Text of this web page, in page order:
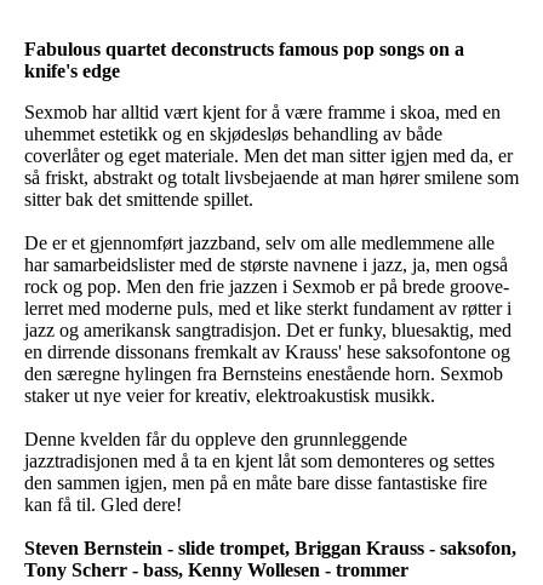
Fabulous quartet deconstructs famous pop songs on a
knife's edge
Sexmob har alltid vært kjent for å være framme i skoa, med en
uhemmet estetikk og en skjødesløs behandling av både
coverlåter og eget materiale. Men det man sitter igjen med da, er
så friskt, abstrakt og totalt livsbejaende at man hører smilene som
sitter bak det smittende spillet.
De er et gjennomført jazzband, selv om alle medlemmene alle
har samarbeidslister med de største navnene i jazz, ja, men også
rock og pop. Men den frie jazzen i Sexmob er på brede groove-
lerret med moderne puls, med et like sterkt fundament av røtter i
jazz og amerikansk sangtradisjon. Det er funky, bluesaktig, med
en dirrende dissonans fremkalt av Krauss' hese saksofontone og
den særegne hylingen fra Bernsteins enestående horn. Sexmob
staker ut nye veier for kreativ, elektroakustisk musikk.
Denne kvelden får du oppleve den grunnleggende
jazztradisjonen med å ta en kjent låt som demonteres og settes
den sammen igjen, men på en måte bare disse fantastiske fire
kan få til. Gled dere!
Steven Bernstein - slide trompet, Briggan Krauss - saksofon,
Tony Scherr - bass, Kenny Wollesen - trommer